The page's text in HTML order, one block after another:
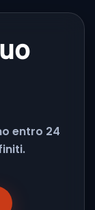
entro 24